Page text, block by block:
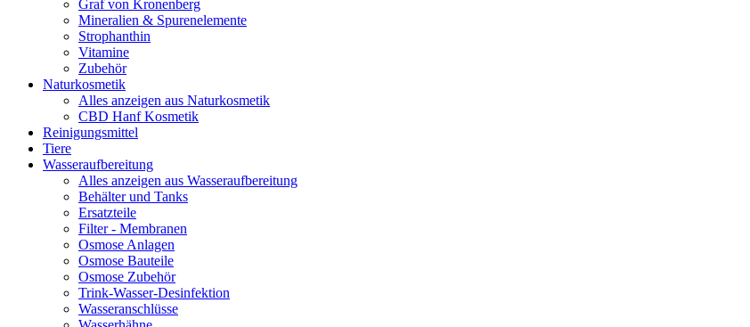
Graf von Kronenberg
Mineralien & Spurenelemente
Strophanthin
Vitamine
Zubehör
Naturkosmetik
Alles anzeigen aus Naturkosmetik
CBD Hanf Kosmetik
Reinigungsmittel
Tiere
Wasseraufbereitung
Alles anzeigen aus Wasseraufbereitung
Behälter und Tanks
Ersatzteile
Filter - Membranen
Osmose Anlagen
Osmose Bauteile
Osmose Zubehör
Trink-Wasser-Desinfektion
Wasseranschlüsse